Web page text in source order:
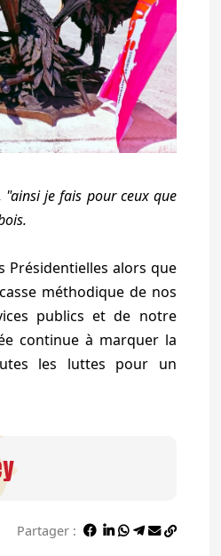
"ainsi je fais pour ceux que
Présidentielles alors que
méthodique de nos
publics et de notre
continue à marquer la
les luttes pour un
Partager :